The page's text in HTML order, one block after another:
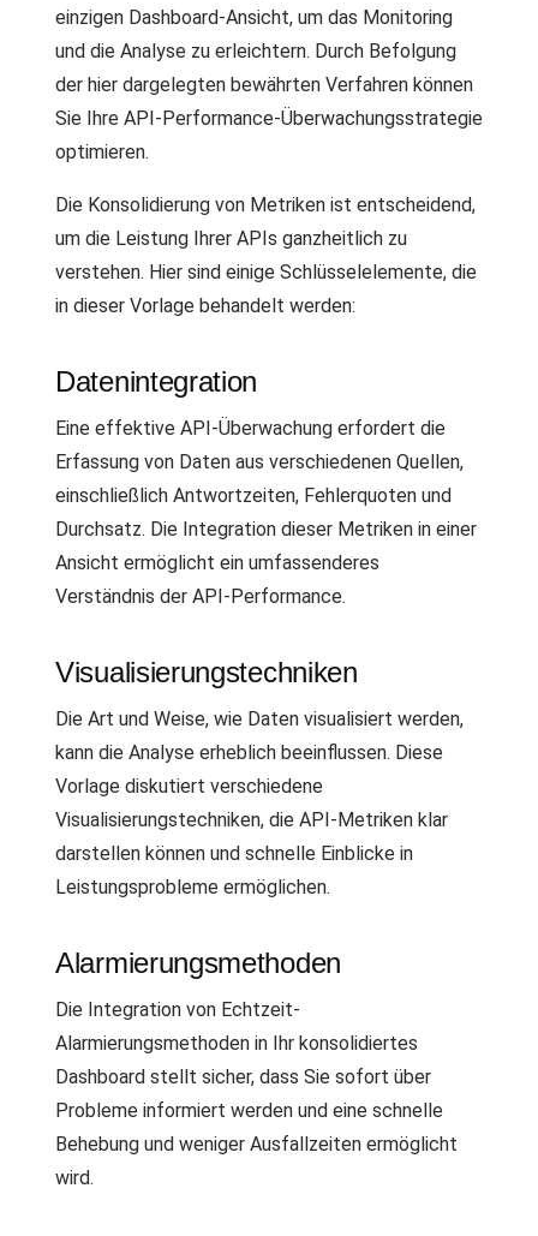
einzigen Dashboard-Ansicht, um das Monitoring
und die Analyse zu erleichtern. Durch Befolgung
der hier dargelegten bewährten Verfahren können
Sie Ihre API-Performance-Überwachungsstrategie
optimieren.
Die Konsolidierung von Metriken ist entscheidend,
um die Leistung Ihrer APIs ganzheitlich zu
verstehen. Hier sind einige Schlüsselelemente, die
in dieser Vorlage behandelt werden:
Datenintegration
Eine effektive API-Überwachung erfordert die
Erfassung von Daten aus verschiedenen Quellen,
einschließlich Antwortzeiten, Fehlerquoten und
Durchsatz. Die Integration dieser Metriken in einer
Ansicht ermöglicht ein umfassenderes
Verständnis der API-Performance.
Visualisierungstechniken
Die Art und Weise, wie Daten visualisiert werden,
kann die Analyse erheblich beeinflussen. Diese
Vorlage diskutiert verschiedene
Visualisierungstechniken, die API-Metriken klar
darstellen können und schnelle Einblicke in
Leistungsprobleme ermöglichen.
Alarmierungsmethoden
Die Integration von Echtzeit-
Alarmierungsmethoden in Ihr konsolidiertes
Dashboard stellt sicher, dass Sie sofort über
Probleme informiert werden und eine schnelle
Behebung und weniger Ausfallzeiten ermöglicht
wird.